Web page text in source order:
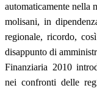
automaticamente nella
molisani, in
regionale, ricordo,
disappunto di
Finanziaria 2010
nei confronti delle